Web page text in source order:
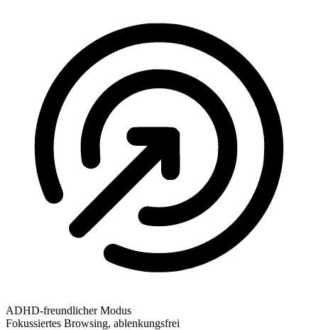
ADHD-freundlicher Modus
Fokussiertes Browsing, ablenkungsfrei